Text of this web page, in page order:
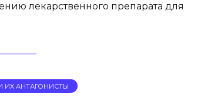
лекарственного препарата для
ИХ АНТАГОНИСТЫ